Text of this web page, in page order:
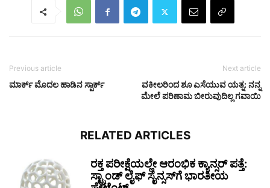
Previous article
ಮಾರ್ಕ್ ಮೊದಲ ಹಾಡಿನ ಸ್ಪಾರ್ಕ್
Next article
ವಕೀಲರಿಂದ ಶೂ ಎಸೆಯುವ ಯತ್ನ: ನನ್ನ
ಮೇಲೆ ಪರಿಣಾಮ ಬೀರುವುದಿಲ್ಲ ಗವಾಯಿ
RELATED ARTICLES
ರಕ್ತ ಪರೀಕ್ಷೆಯಲ್ಲೇ ಆರಂಭಿಕ ಕ್ಯಾನ್ಸರ್ ಪತ್ತೆ:
ಸ್ಟ್ರಾಂಡ್ ಲೈಫ್ ಸೈನ್ಸಸ್‌ಗೆ ಭಾರತೀಯ